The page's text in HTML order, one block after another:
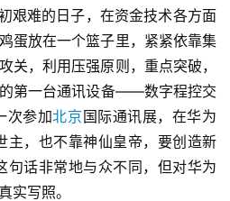
难的日子，在资金技术各方面
蛋放在一个篮子里，紧紧依靠集
关，利用压强原则，重点突破，
第一台通讯设备——数字程控交
次参加北京国际通讯展，在华为
主，也不靠神仙皇帝，要创造新
句话非常地与众不同，但对华为
实写照。